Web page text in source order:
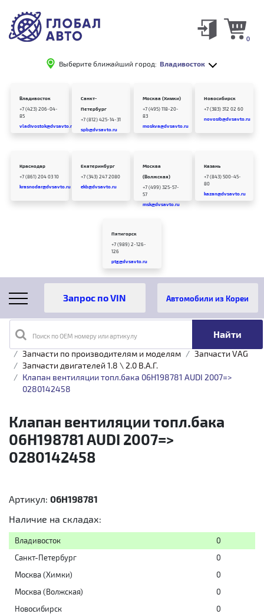
Выберите ближайший город: Владивосток
0
Владивосток
+7 (423) 206-04-
85
vladivostok@dvsavto.ru
Санкт-
Петербург
+7 (812) 425-14-31
spb@dvsavto.ru
Москва (Химки)
+7 (495) 118-20-
83
moskva@dvsavto.ru
Новосибирск
+7 (383) 312 02 60
novosib@dvsavto.ru
Краснодар
+7 (861) 204 03 10
krasnodar@dvsavto.ru
Екатеринбург
+7 (343) 247 2080
ekb@dvsavto.ru
Москва
(Волжская)
+7 (499) 325-57-
57
msk@dvsavto.ru
Казань
+7 (843) 500-45-
80
kazan@dvsavto.ru
Пятигорск
+7 (989) 2-126-
126
ptg@dvsavto.ru
Поиск по OEM номеру или артикулу
Автомобили из Кореи
Главная
Каталог товаров
Запчасти по производителям и моделям
Запчасти VAG
Запчасти двигателей 1.8 \ 2.0 B.A.Г.
Клапан вентиляции топл.бака 06H198781 AUDI 2007=>
0280142458
Клапан вентиляции топл.бака
06H198781 AUDI 2007=>
0280142458
Артикул: 06H198781
Наличие на складах:
Владивосток
0
Санкт-Петербург
0
Москва (Химки)
0
Москва (Волжская)
0
Новосибирск
0